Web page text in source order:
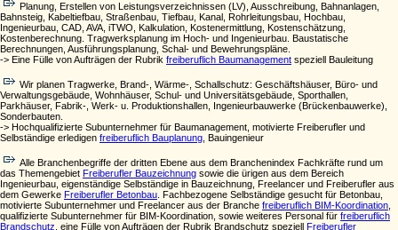
Planung, Erstellen von Leistungsverzeichnissen (LV), Ausschreibung, Bahnanlagen,
Bahnsteig, Kabeltiefbau, Straßenbau, Tiefbau, Kanal, Rohrleitungsbau, Hochbau,
Ingenieurbau, CAD, AVA, iTWO, Kalkulation, Kostenermittlung, Kostenschätzung,
Kostenberechnung. Tragwerksplanung im Hoch- und Ingenieurbau. Baustatische
Berechnungen, Ausführungsplanung, Schal- und Bewehrungspläne.
-> Eine Fülle von Aufträgen der Rubrik freiberuflich Baumanagement speziell Bauleitung
Wir planen Tragwerke, Brand-, Wärme-, Schallschutz: Geschäftshäuser, Büro- und
Verwaltungsgebäude, Wohnhäuser, Schul- und Universitätsgebäude, Sporthallen,
Parkhäuser, Fabrik-, Werk- u. Produktionshallen, Ingenieurbauwerke (Brückenbauwerke),
Sonderbauten.
-> Hochqualifizierte Subunternehmer für Baumanagement, motivierte Freiberufler und
Selbständige erledigen freiberuflich Bauplanung , Bauingenieur
Alle Branchenbegriffe der dritten Ebene aus dem Branchenindex Fachkräfte rund um
das Themengebiet Freiberufler Bauzeichnung sowie die ürigen aus dem Bereich
Ingenieurbau, eigenständige Selbständige in Bauzeichnung, Freelancer und Freiberufler aus
dem Gewerke Freiberufler Betonbau . Fachbezogene Selbständige gesucht für Betonbau,
motivierte Subunternehmer und Freelancer aus der Branche freiberuflich BIM-Koordination
qualifizierte Subunternehmer für BIM-Koordination, sowie weiteres Personal für freiberuflich
Brandschutz , eine Fülle von Aufträgen der Rubrik Brandschutz speziell Freiberufler